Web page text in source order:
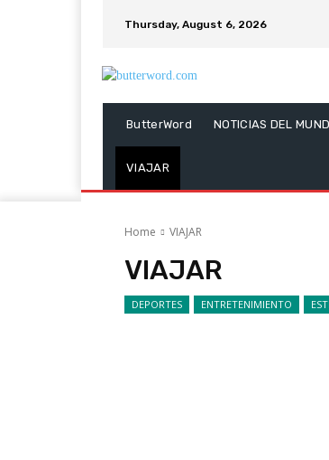
Thursday, August 6, 2026
ButterWord NOTICIAS DEL
VIAJAR
Home VIAJAR
VIAJAR
DEPORTES ENTRETENIMIENTO